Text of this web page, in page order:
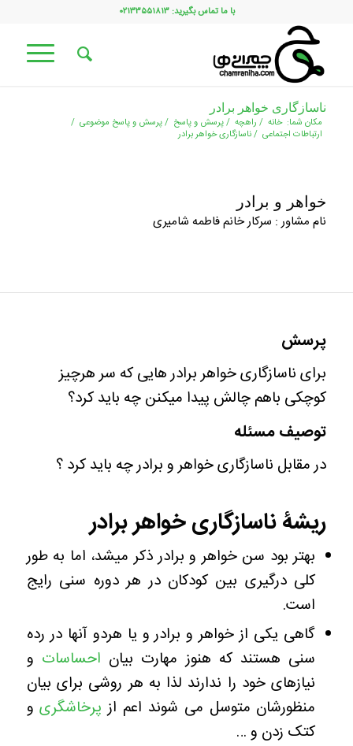
با ما تماس بگیرید: ۰۲۱۳۳۵۵۱۸۱۳
ناسازگاری خواهر برادر
مکان شما: خانه / راهچه /پرسش و پاسخ /پرسش و پاسخ موضوعی /
ارتباطات اجتماعی /ناسازگاری خواهر برادر
خواهر و برادر
نام مشاور : سرکار خانم فاطمه شامیری
پرسش
برای ناسازگاری خواهر برادر هایی که سر هرچیز
کوچکی باهم چالش پیدا میکنن چه باید کرد؟
توصیف مسئله
در مقابل ناسازگاری خواهر و برادر چه باید کرد ؟
ریشۀ ناسازگاری خواهر برادر
بهتر بود سن خواهر و برادر ذکر میشد، اما به طور
کلی درگیری بین کودکان در هر دوره سنی رایج
است.
گاهی یکی از خواهر و برادر و یا هردو آنها در رده
سنی هستند که هنوز مهارت بیان احساسات و
نیازهای خود را ندارند لذا به هر روشی برای بیان
منظورشان متوسل می شوند اعم از پرخاشگریو
کتک زدن و …